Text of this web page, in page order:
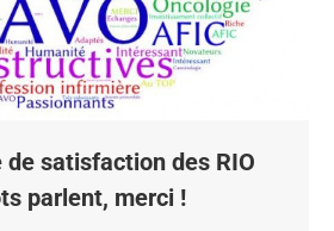
satisfaction des RIO
parlent, merci !